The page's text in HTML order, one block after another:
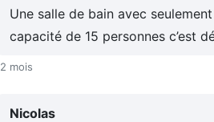
Une salle de bain avec
capacité de 15 personnes c’est
2 mois
Nicolas